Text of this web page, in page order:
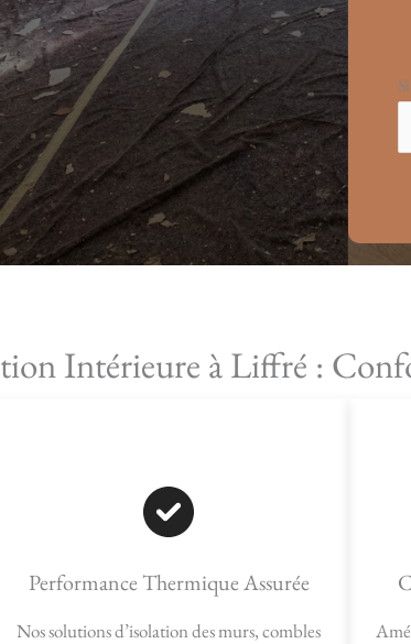
Intérieure à Liffré :
Performance Thermique Assurée
Nos solutions d’isolation des murs, combles